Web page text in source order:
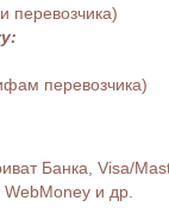
перевозчика)
перевозчика)
Банка, Visa/
и др.